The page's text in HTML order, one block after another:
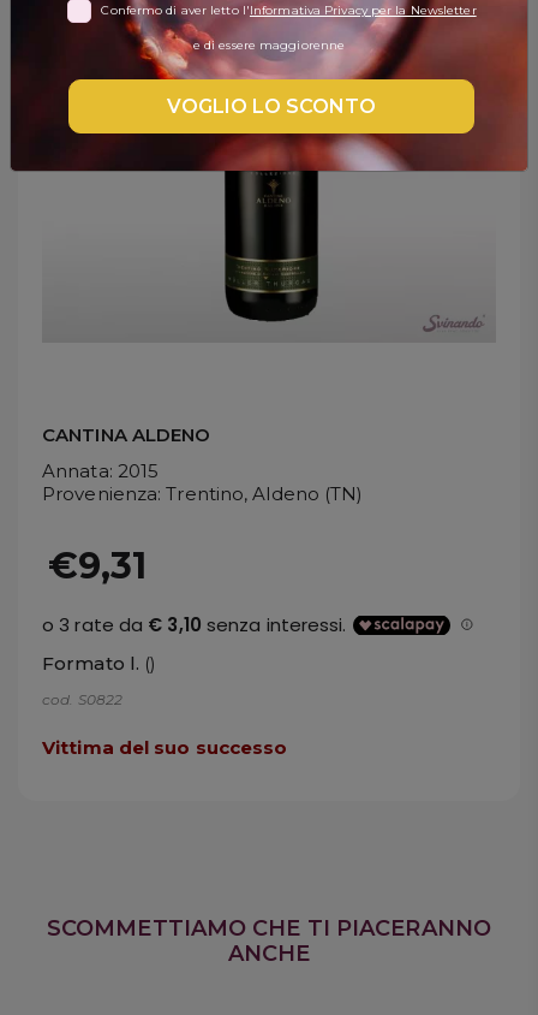
DISPENSA
TUTTO A
CANTINA ALDENO
Annata: 2015
Provenienza: Trentino, Aldeno (TN)
€9,31
Formato l. ()
cod. S0822
Vittima del suo successo
SCOMMETTIAMO CHE TI PIACERANNO
ANCHE
Confermo di aver letto l'Informativa Privacy per la Newsletter
e di essere maggiorenne
VOGLIO LO SCONTO